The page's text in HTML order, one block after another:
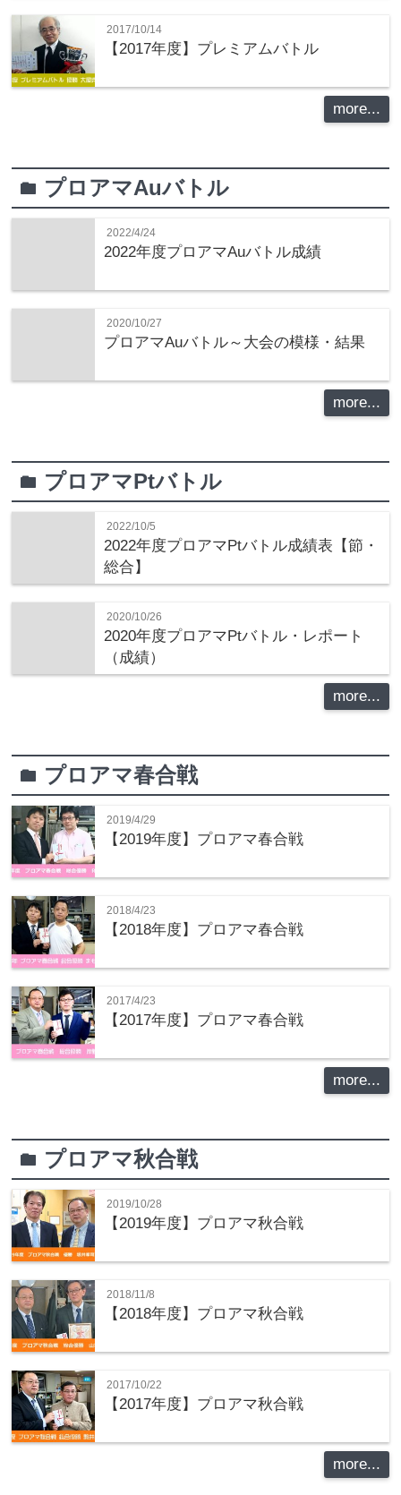
2017/10/14
【2017年度】プレミアムバトル
more...
folder プロアマAuバトル
2022/4/24
2022年度プロアマAuバトル成績
2020/10/27
プロアマAuバトル～大会の模様・結果
more...
folder プロアマPtバトル
2022/10/5
2022年度プロアマPtバトル成績表【節・
総合】
2020/10/26
2020年度プロアマPtバトル・レポート
（成績）
more...
folder プロアマ春合戦
2019/4/29
【2019年度】プロアマ春合戦
2018/4/23
【2018年度】プロアマ春合戦
2017/4/23
【2017年度】プロアマ春合戦
more...
folder プロアマ秋合戦
2019/10/28
【2019年度】プロアマ秋合戦
2018/11/8
【2018年度】プロアマ秋合戦
2017/10/22
【2017年度】プロアマ秋合戦
more...